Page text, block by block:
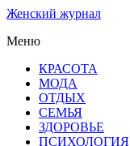
Женский журнал
Меню
КРАСОТА
МОДА
ОТДЫХ
СЕМЬЯ
ЗДОРОВЬЕ
ПСИХОЛОГИЯ